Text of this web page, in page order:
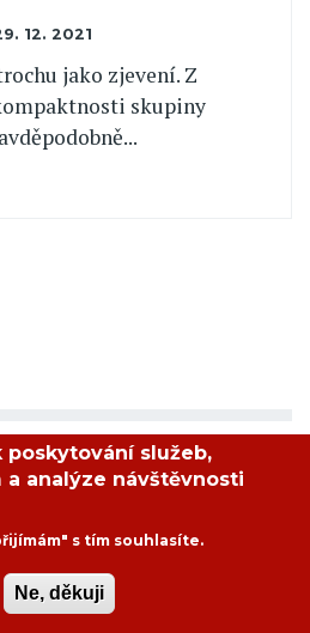
12. 2021
jako zjevení. Z
skupiny
prsty?
trsátko
služeb,
analýze návštěvnosti
s tím souhlasíte.
Ne, děkuji